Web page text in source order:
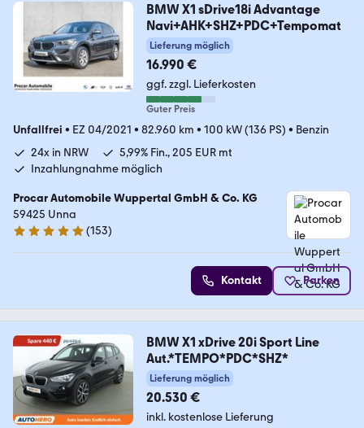
BMW X1 sDrive18i Advantage
Navi+AHK+SHZ+PDC+Tempomat
Lieferung möglich
16.990 €
ggf. zzgl. Lieferkosten
Guter Preis
Unfallfrei • EZ 04/2021 • 82.960 km • 100 kW (136 PS) • Benzin
24x in NRW
5,99% Fin., 205 EUR mt
Inzahlungnahme möglich
Procar Automobile Wuppertal GmbH & Co. KG
59425 Unna
4.8 Sterne
(153)
Kontakt Parken
BMW X1 xDrive 20i Sport Line
Aut.*TEMPO*PDC*SHZ*
Lieferung möglich
20.530 €
inkl. kostenlose Lieferung